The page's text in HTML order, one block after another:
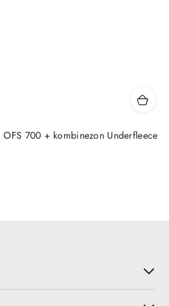
700 + kombinezon Underfleece